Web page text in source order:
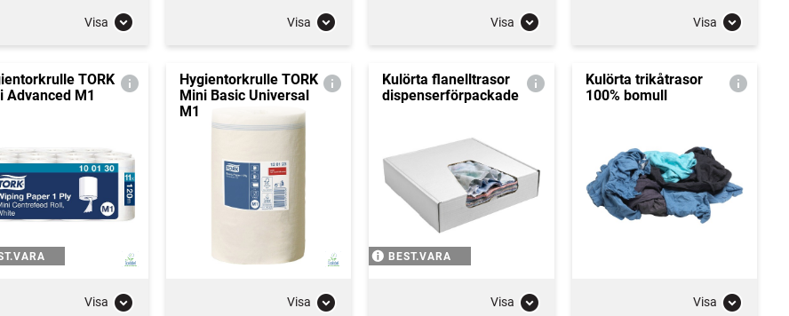
Visa Visa Visa Visa
TORK
Advanced M1
Visa
Hygientorkrulle TORK
Mini Basic Universal
M1
Visa
Kulörta flanelltrasor
dispenserförpackade
BEST.VARA
Visa
Kulörta trikåtrasor
100% bomull
Visa